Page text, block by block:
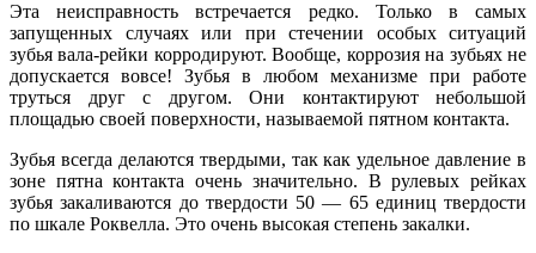
Эта неисправность встречается редко. Только в самых
запущенных случаях или при стечении особых ситуаций
зубья вала-рейки корродируют. Вообще, коррозия на зубьях не
допускается вовсе! Зубья в любом механизме при работе
труться друг с другом. Они контактируют небольшой
площадью своей поверхности, называемой пятном контакта.
Зубья всегда делаются твердыми, так как удельное давление в
зоне пятна контакта очень значительно. В рулевых рейках
зубья закаливаются до твердости 50 — 65 единиц твердости
по шкале Роквелла. Это очень высокая степень закалки.